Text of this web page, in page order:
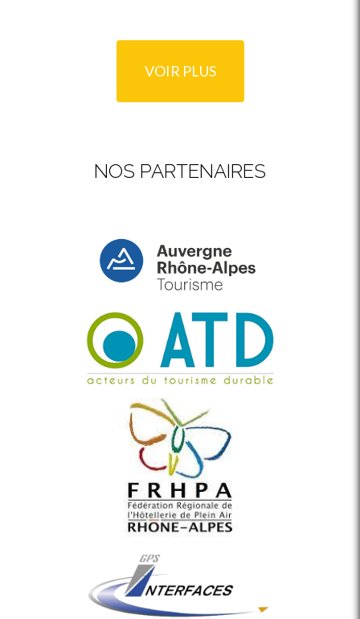
VOIR PLUS
NOS PARTENAIRES